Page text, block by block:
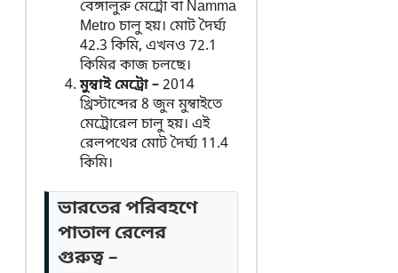
বেঙ্গালুরু মেট্রো বা Namma
Metro চালু হয়। মোট দৈর্ঘ্য
42.3 কিমি, এখনও 72.1
কিমির কাজ চলছে।
মুম্বাই মেট্রো –2014
খ্রিস্টাব্দের 8 জুন মুম্বাইতে
মেট্রোরেল চালু হয়। এই
রেলপথের মোট দৈর্ঘ্য 11.4
কিমি।
ভারতের পরিবহণে
পাতাল রেলের
গুরুত্ব –